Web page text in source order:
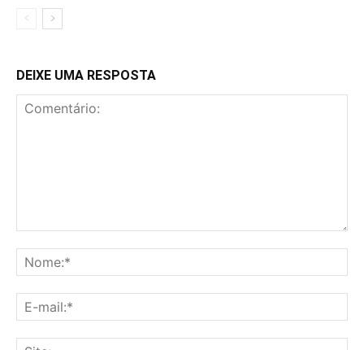
DEIXE UMA RESPOSTA